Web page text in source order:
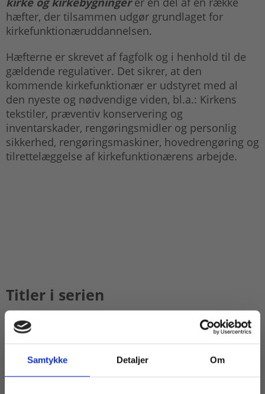
Samtykke Detaljer Om
hæfter, der tilsammen udgør grundlaget for
kirkefunktionæruddannelsen.
Hæfterne er skrevet af fagfolk og i henhold til de
gældende regulativer. Det sikrer, at den
kommende kirkefunktionær er udstyret med al
den nyeste og nødvendige viden, bl.a.: Kirkens
tekstiler, præventiv konservering og
inventarskader, rengøringsmidler og personlig
sikkerhed, rengøringsmaskiner, hovedrengøring og
tilrettelæggelse af kirkefunktionærens arbejde.
Titler i serien